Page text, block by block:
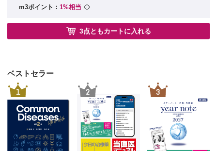
m3ポイント： 1%相当
3点ともカートに入れる
ベストセラー
1 2 3